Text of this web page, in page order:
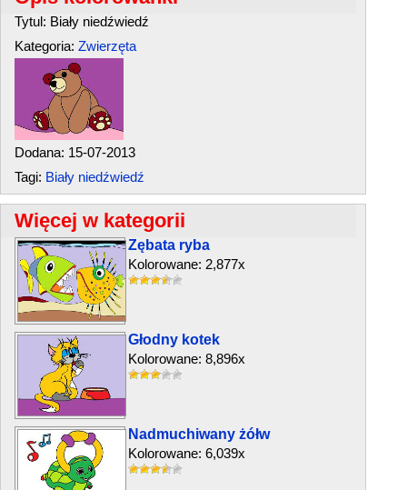
Tytul: Biały niedźwiedź
Kategoria: Zwierzęta
Dodana: 15-07-2013
Tagi: Biały niedźwiedź
Więcej w kategorii
Zębata ryba
Kolorowane: 2,877x
Głodny kotek
Kolorowane: 8,896x
Nadmuchiwany żółw
Kolorowane: 6,039x